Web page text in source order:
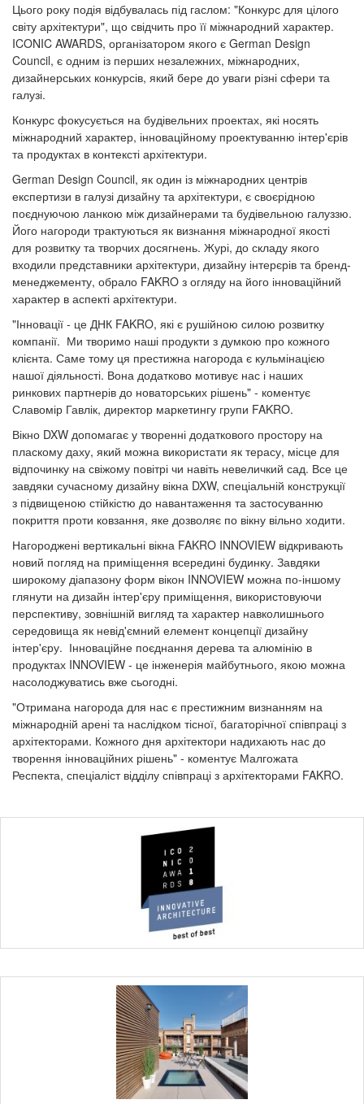
Цього року подія відбувалась під гаслом: "Конкурс для цілого
світу архітектури", що свідчить про її міжнародний характер.
ICONIC AWARDS, організатором якого є German Design
Council, є одним із перших незалежних, міжнародних,
дизайнерських конкурсів, який бере до уваги різні сфери та
галузі.
Конкурс фокусується на будівельних проектах, які носять
міжнародний характер, інноваційному проектуванню інтер'єрів
та продуктах в контексті архітектури.
German Design Council, як один із міжнародних центрів
експертизи в галузі дизайну та архітектури, є своєрідною
поєднуючою ланкою між дизайнерами та будівельною галуззю.
Його нагороди трактуються як визнання міжнародної якості
для розвитку та творчих досягнень. Журі, до складу якого
входили представники архітектури, дизайну інтерєрів та бренд-
менеджементу, обрало FAKRO з огляду на його інноваційний
характер в аспекті архітектури.
"Інновації - це ДНК FAKRO, які є рушійною силою розвитку
компанії. Ми творимо наші продукти з думкою про кожного
клієнта. Саме тому ця престижна нагорода є кульмінацією
нашої діяльності. Вона додатково мотивує нас і наших
ринкових партнерів до новаторських рішень" - коментує
Славомір Гавлік, директор маркетингу групи FAKRO.
Вікно DXW допомагає у творенні додаткового простору на
пласкому даху, який можна використати як терасу, місце для
відпочинку на свіжому повітрі чи навіть невеличкий сад. Все це
завдяки сучасному дизайну вікна DXW, спеціальній конструкції
з підвищеною стійкістю до навантаження та застосуванню
покриття проти ковзання, яке дозволяє по вікну вільно ходити.
Нагороджені вертикальні вікна FAKRO INNOVIEW відкривають
новий погляд на приміщення всередині будинку. Завдяки
широкому діапазону форм вікон INNOVIEW можна по-іншому
глянути на дизайн інтер'єру приміщення, використовуючи
перспективу, зовнішній вигляд та характер навколишнього
середовища як невід'ємний елемент концепції дизайну
інтер'єру. Інноваційне поєднання дерева та алюмінію в
продуктах INNOVIEW - це інженерія майбутнього, якою можна
насолоджуватись вже сьогодні.
"Отримана нагорода для нас є престижним визнанням на
міжнародній арені та наслідком тісної, багаторічної співпраці з
архітекторами. Кожного дня архітектори надихають нас до
творення інноваційних рішень" - коментує Малгожата
Респекта, спеціаліст відділу співпраці з архітекторами FAKRO.